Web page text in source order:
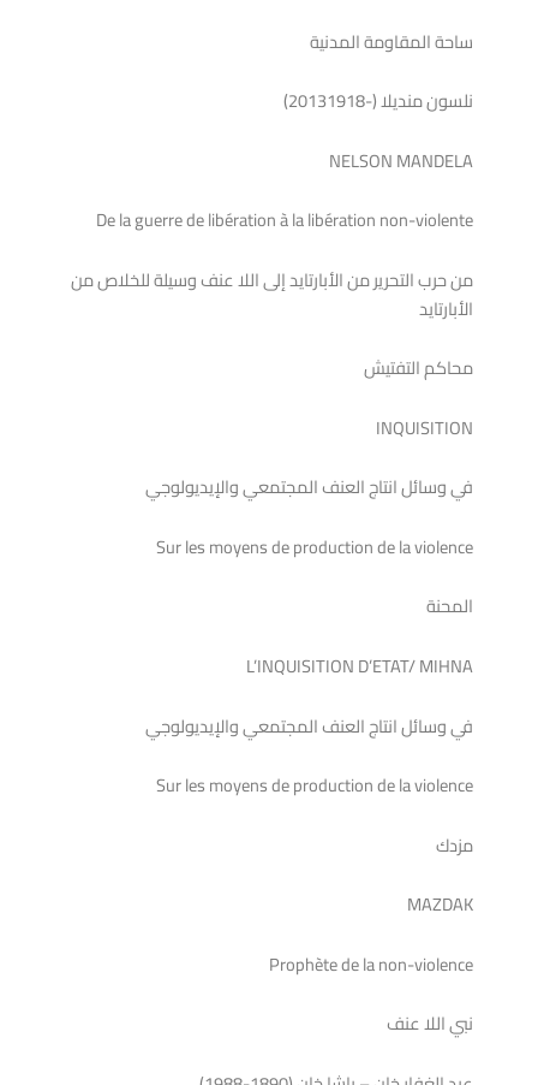
ساحة المقاومة المدنية
نلسون منديلا (-20131918)
NELSON MANDELA
De la guerre de libération à la libération non-violente
من حرب التحرير من الأبارتايد إلى اللا عنف وسيلة للخلاص من
الأبارتايد
محاكم التفتيش
INQUISITION
في وسائل انتاج العنف المجتمعي والإيديولوجي
Sur les moyens de production de la violence
المحنة
L’INQUISITION D’ETAT/ MIHNA
في وسائل انتاج العنف المجتمعي والإيديولوجي
Sur les moyens de production de la violence
مزدك
MAZDAK
Prophète de la non-violence
نبي اللا عنف